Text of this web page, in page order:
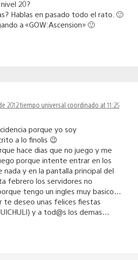
20?
Hablas en pasado todo el rato. 🙂
a «GOW:Ascension» 🙂
2012 tiempo universal coordinado at 11:25
porque yo soy
a lo finolis 😉
hace dias que no juego y me
porque intente entrar en los
nada y en la pantalla principal del
febrero los servidores no
tengo un ingles muy basico…
te deseo unas felices fiestas
y a tod@s los demas…